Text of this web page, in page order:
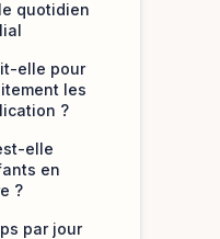
quotidien
elle pour
les
?
elle
en
?
par jour